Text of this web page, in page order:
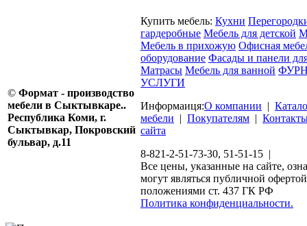
© Формат - производство
мебели в Сыктывкаре..
Республика Коми, г.
Сыктывкар, Покровский
бульвар, д.11
Купить мебель: Кухни
гардеробные Мебель для детской
Мебель в прихожую Офисная
оборудование Фасады и панели
Матрасы Мебель для ванной
УСЛУГИ
Информаиця:О компании |
мебели | Покупателям |
сайта
8-821-2-51-73-30, 51-51-15 |
Все цены, указанные на сайте,
могут являться публичной
положениями ст. 437 ГК РФ
Политика конфиденциальности.